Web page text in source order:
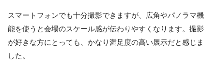
スマートフォンでも十分撮影できますが、広角やパノラマ機
能を使うと会場のスケール感が伝わりやすくなります。撮影
が好きな方にとっても、かなり満足度の高い展示だと感じま
した。